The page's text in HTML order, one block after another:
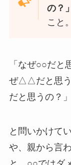
の？」
こと。
「なぜ○○だ
ぜ△△だと思
だと思うの？」
と問いかけて
や、親から言